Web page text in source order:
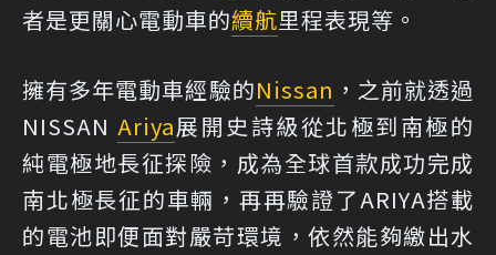
者是更關心電動車的續航里程表現等。
擁有多年電動車經驗的Nissan ，之前就透過
NISSAN Ariya展開史詩級從北極到南極的
純電極地長征探險，成為全球首款成功完成
南北極長征的車輛，再再驗證了ARIYA搭載
的電池即便面對嚴苛環境，依然能夠繳出水